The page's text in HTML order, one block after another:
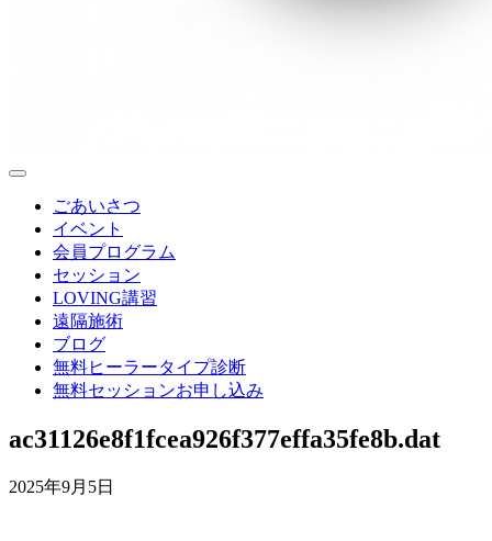
ごあいさつ
イベント
会員プログラム
セッション
LOVING講習
遠隔施術
ブログ
無料ヒーラータイプ診断
無料セッションお申し込み
ac31126e8f1fcea926f377effa35fe8b.dat
2025年9月5日